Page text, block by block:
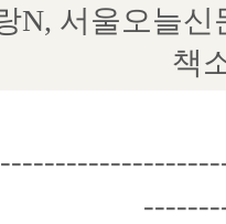
N, 서울오늘
책